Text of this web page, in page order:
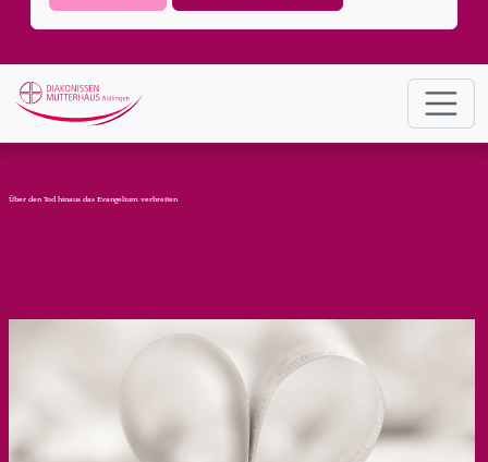
Über den Tod hinaus das Evangelium verbreiten